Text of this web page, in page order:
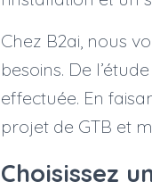
Chez B2ai, nous
besoins. De
effectuée. En
projet de GTB et
Choisissez